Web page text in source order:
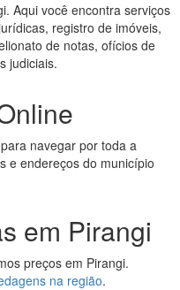
Aqui você encontra serviços
registro de imóveis,
de notas, ofícios de
judiciais.
para navegar por toda a
e endereços do município
em Pirangi
preços em Pirangi.
na região.